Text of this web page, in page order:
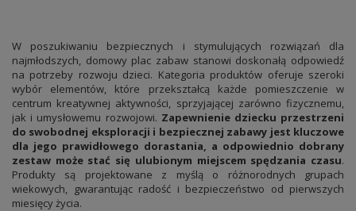
W poszukiwaniu bezpiecznych i stymulujących rozwiązań dla
najmłodszych, domowy plac zabaw stanowi doskonałą odpowiedź
na potrzeby rozwoju dzieci. Kategoria produktów oferuje szeroki
wybór elementów, które przekształcą każde pomieszczenie w
centrum kreatywnej aktywności, sprzyjającej zarówno fizycznemu,
jak i umysłowemu rozwojowi. Zapewnienie dziecku przestrzeni
do swobodnej eksploracji i bezpiecznej zabawy jest kluczowe
dla jego prawidłowego dorastania, a odpowiednio dobrany
zestaw może stać się ulubionym miejscem spędzania czasu.
Produkty są projektowane z myślą o różnorodnych grupach
wiekowych, gwarantując radość i bezpieczeństwo od pierwszych
miesięcy życia.